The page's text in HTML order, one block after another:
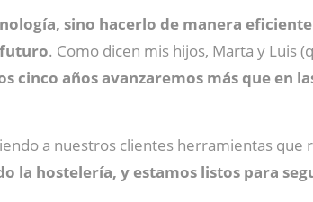
sino hacerlo de manera eficiente
. Como dicen mis hijos, Marta y Luis
cinco años avanzaremos más que en
a nuestros clientes herramientas
la hostelería, y estamos listos para